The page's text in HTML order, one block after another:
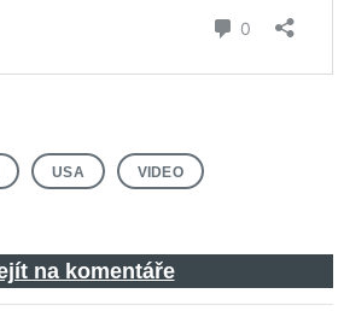
USA VIDEO
na komentáře